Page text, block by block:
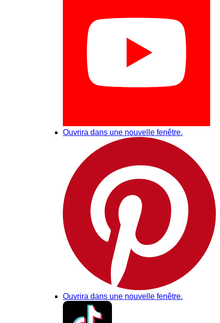
Ouvrira dans une nouvelle fenêtre.
Ouvrira dans une nouvelle fenêtre.